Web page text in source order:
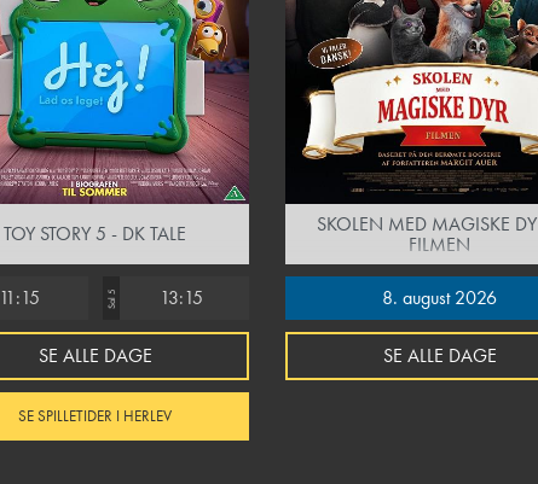
TOY STORY 5 - DK TALE
11:15 Sal 5 13:15
SE ALLE DAGE
SE SPILLETIDER I HERLEV
SKOLEN MED MAGISKE
FILMEN
8. august 2026
SE ALLE DAGE